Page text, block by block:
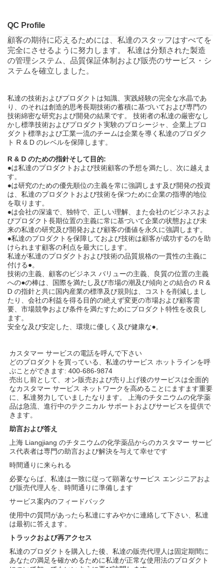
QC Profile
顧客の期待に応えるためには、私達のスタッフはすべてを
完全にさせるように努力します。 私達は分類された製造
の管理システム、品質保証体制および販売のサービス・シ
ステムを確立しました。
私達の技術およびプロダクトは知識、実践経験の完全な水晶であ
り、のそれは創造的思考長期技術の蓄積に基づいておよび専門の
技術綿密な研究および開発の結果です。 技術者の私達の厳密なし
かし標準技術およびプロダクト実験のプロシージャ、企業上プロ
ダクト標準および工業一流のチームは企業を導く私達のプロダク
ト R & D のレベルを保障します。
R & D のための指針そして目的:
●は私達のプロダクトおよび技術顧客の予想を満たし、次に越えま
す。
●は研究のための優先順位の主義を常に強調します及び開発の投資
は、私達のプロダクトおよび技術を保つために企業の指導的地位
を取ります。
●は会社の深遠で、独特で、正しい理解、また会社のビジネスおよ
びプロダクト長期位置の主義に常に基づいて企業の状態および未
来の私達の研究及び開発および顧客の価値を永久に強調します。
●私達のプロダクトを保障しておよび技術は顧客が成功するのを助
けられます顧客の利点を最大にします。
私達が私達のプロダクトおよび技術の品質規格の一貫性の主義に
付ける●。
技術の主義、顧客のビジネス バリューの主義、良質の位置の主義
への●の棒は、国際を満たし及び市場の潮及び傾向との結合の R &
D の指針と共に国内産業の標準及び規則は、コストを削減しまし
たり、会社の利益を得る目的の絶えず変更の市場および顧客需
要、市場競争および条件を満たすためにプロダクト特性を改良し
ます。
安全な及び安定した、環境に優しく及び健康な●。
カスタマー サービスの電話を呼んで下さい
どのプロダクトを買っている、私達のサービス ホットラインを呼
ぶことができます: 400-686-9874
売出し前として、オン販売および売り上げ後のサービスは全面的
なカスタマー サービス ネットワークを高めることにますます重要
に、私達努力していましたなります。 上海のチタニウムの化学薬
品は急流、進行中のテクニカル サポートおよびサービスを提供で
きます。
助言および答え
上海 Liangjiang のチタニウムの化学薬品からのカスタマー サービ
ス代表者は専門の助言および解決を与えて幸せです
時間通りに来られる
必要ならば、私達は一致に従って顕著なサービス エンジニアおよ
び販売代理人を、時間通りに準備します
サービス案内のフィードバック
使用中の質問があったら私達にすみやかに連絡して下さい、私達
は最初に答えます。
トラックおよび再アクセス
私達のプロダクトを購入した後、私達の販売代理人は固定期間に
あなたの満足を確かめるために私達が正常な使用法のプロダクト